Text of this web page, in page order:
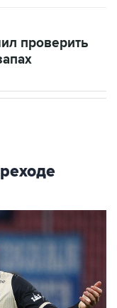
проверить